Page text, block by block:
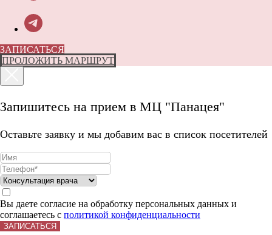
ЗАПИСАТЬСЯ
ПРОЛОЖИТЬ МАРШРУТ
Запишитесь на прием в МЦ "Панацея"
Оставьте заявку и мы добавим вас в список посетителей
Вы даете согласие на обработку персональных данных и
соглашаетесь с политикой конфиденциальности
ЗАПИСАТЬСЯ